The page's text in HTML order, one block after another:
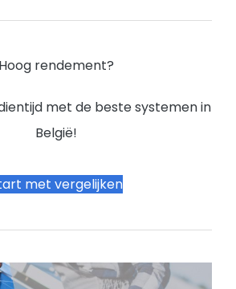
Hoog rendement?
met de beste systemen in
België!
met vergelijken